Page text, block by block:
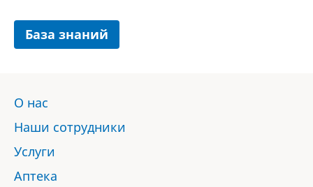
База знаний
О нас
Наши сотрудники
Услуги
Аптека